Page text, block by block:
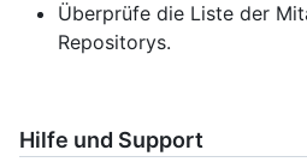
Überprüfe die Liste der
Repositorys.
Hilfe und Support